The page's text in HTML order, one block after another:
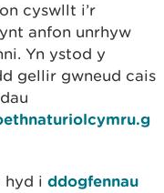
cyswllt i’r
anfon unrhyw
Yn ystod y
gellir gwneud cais
hyd i ddogfennau